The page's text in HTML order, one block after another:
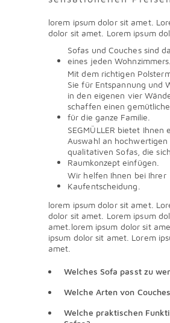
lorem ipsum dolor sit amet.
dolor sit amet. Lorem ipsum
Sofas und Couches sind
eines jeden Wohnzimmers.
Mit dem richtigen
Sie für Entspannung und
in den eigenen vier
schaffen einen
für die ganze Familie.
SEGMÜLLER bietet Ihnen
Auswahl an hochwertigen
qualitativen Sofas, die
Raumkonzept einfügen.
Wir helfen Ihnen bei Ihrer
Kaufentscheidung.
lorem ipsum dolor sit amet.
dolor sit amet. Lorem ipsum
amet.lorem ipsum dolor sit
ipsum dolor sit amet. Lorem
amet.
Welches Sofa passt zu
Welche Arten von
Welche praktischen